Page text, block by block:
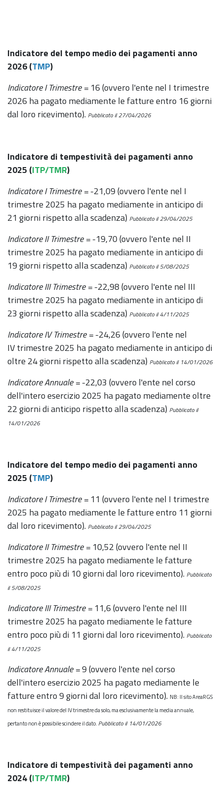
Indicatore del tempo medio dei pagamenti anno
2026 (TMP)
Indicatore I Trimestre = 16 (ovvero l'ente nel I trimestre
2026 ha pagato mediamente le fatture entro 16 giorni
dal loro ricevimento). Pubblicato il 27/04/2026
Indicatore di tempestività dei pagamenti anno
2025 (ITP/TMR)
Indicatore I Trimestre =-21,09 (ovvero l'ente nel I
trimestre 2025 ha pagato mediamente in anticipo di
21 giorni rispetto alla scadenza) Pubblicato il 29/04/2025
Indicatore II Trimestre =-19,70 (ovvero l'ente nel II
trimestre 2025 ha pagato mediamente in anticipo di
19 giorni rispetto alla scadenza) Pubblicato il 5/08/2025
Indicatore III Trimestre =-22,98 (ovvero l'ente nel III
trimestre 2025 ha pagato mediamente in anticipo di
23 giorni rispetto alla scadenza) Pubblicato il 4/11/2025
Indicatore IV Trimestre =-24,26 (ovvero l'ente nel
IV trimestre 2025 ha pagato mediamente in anticipo di
oltre 24 giorni rispetto alla scadenza) Pubblicato il 14/01/2026
Indicatore Annuale =-22,03 (ovvero l'ente nel corso
dell'intero esercizio 2025 ha pagato mediamente oltre
22 giorni di anticipo rispetto alla scadenza) Pubblicato il
14/01/2026
Indicatore del tempo medio dei pagamenti anno
2025 (TMP)
Indicatore I Trimestre = 11 (ovvero l'ente nel I trimestre
2025 ha pagato mediamente le fatture entro 11 giorni
dal loro ricevimento). Pubblicato il 29/04/2025
Indicatore II Trimestre = 10,52 (ovvero l'ente nel II
trimestre 2025 ha pagato mediamente le fatture
entro poco più di 10 giorni dal loro ricevimento). Pubblicato
il 5/08/2025
Indicatore III Trimestre = 11,6 (ovvero l'ente nel III
trimestre 2025 ha pagato mediamente le fatture
entro poco più di 11 giorni dal loro ricevimento). Pubblicato
il 4/11/2025
Indicatore Annuale =9 (ovvero l'ente nel corso
dell'intero esercizio 2025 ha pagato mediamente le
fatture entro 9 giorni dal loro ricevimento). NB: Il sito AreaRGS
non restituisce il valore del IV trimestre da solo, ma esclusivamente la media annuale,
pertanto non è possibile scindere il dato. Pubblicato il 14/01/2026
Indicatore di tempestività dei pagamenti anno
2024 (ITP/TMR)